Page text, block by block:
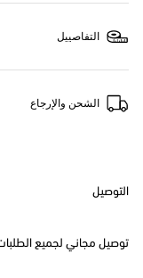
التفاصييل
الشحن والإرجاع
التوصيل
توصيل مجاني لجميع